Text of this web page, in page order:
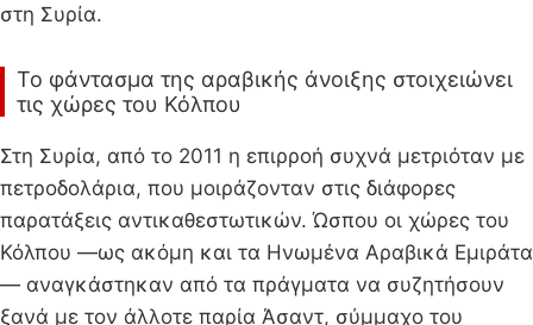
στη Συρία.
Το φάντασμα της αραβικής άνοιξης στοιχειώνει
τις χώρες του Κόλπου
Στη Συρία, από το 2011 η επιρροή συχνά μετριόταν με
πετροδολάρια, που μοιράζονταν στις διάφορες
παρατάξεις αντικαθεστωτικών. Ώσπου οι χώρες του
Κόλπου —ως ακόμη και τα Ηνωμένα Αραβικά Εμιράτα
— αναγκάστηκαν από τα πράγματα να συζητήσουν
ξανά με τον άλλοτε παρία Άσαντ, σύμμαχο του